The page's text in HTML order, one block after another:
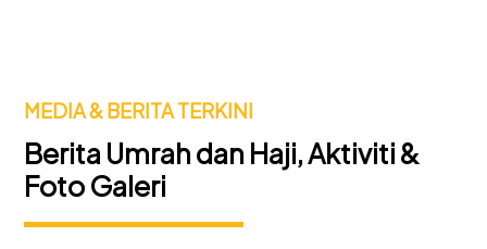
MEDIA & BERITA TERKINI
Berita Umrah dan Haji, Aktiviti &
Foto Galeri